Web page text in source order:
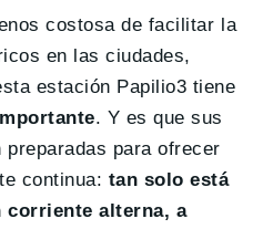
costosa de facilitar la
en las ciudades,
estación Papilio3 tiene
. Y es que sus
para ofrecer
continua: tan solo está
corriente alterna, a